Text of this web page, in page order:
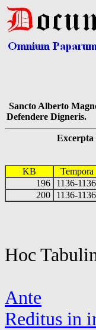
Sancto Alberto
Defendere Digneris.
Excerpta ex
KB Tempora
196
1136-1136
200
1136-1136
Hoc
Ante
Reditus in